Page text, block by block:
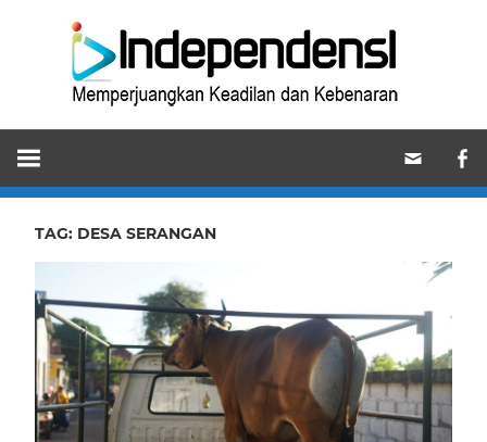
Memperjuangkan
Keadilan
dan
Kebenaran
TAG: DESA SERANGAN